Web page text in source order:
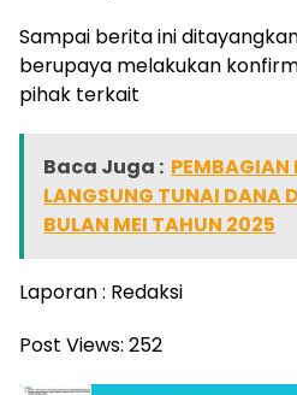
Sampai berita ini
berupaya melakukan
pihak terkait
Baca Juga :
LANGSUNG TUNAI DANA
BULAN MEI TAHUN 2025
Laporan : Redaksi
Post Views: 252